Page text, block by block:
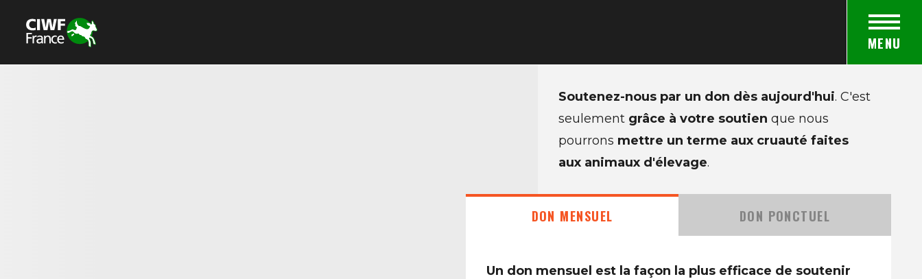
MENU
Soutenez-nous par un don dès aujourd'hui. C'est
seulement grâce à votre soutien que nous
pourrons mettre un terme aux cruauté faites
aux animaux d'élevage.
DON MENSUEL DON PONCTUEL
Un don mensuel est la façon la plus efficace de soutenir